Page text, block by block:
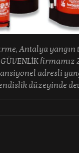
Antalya
adresli
düzeyinde